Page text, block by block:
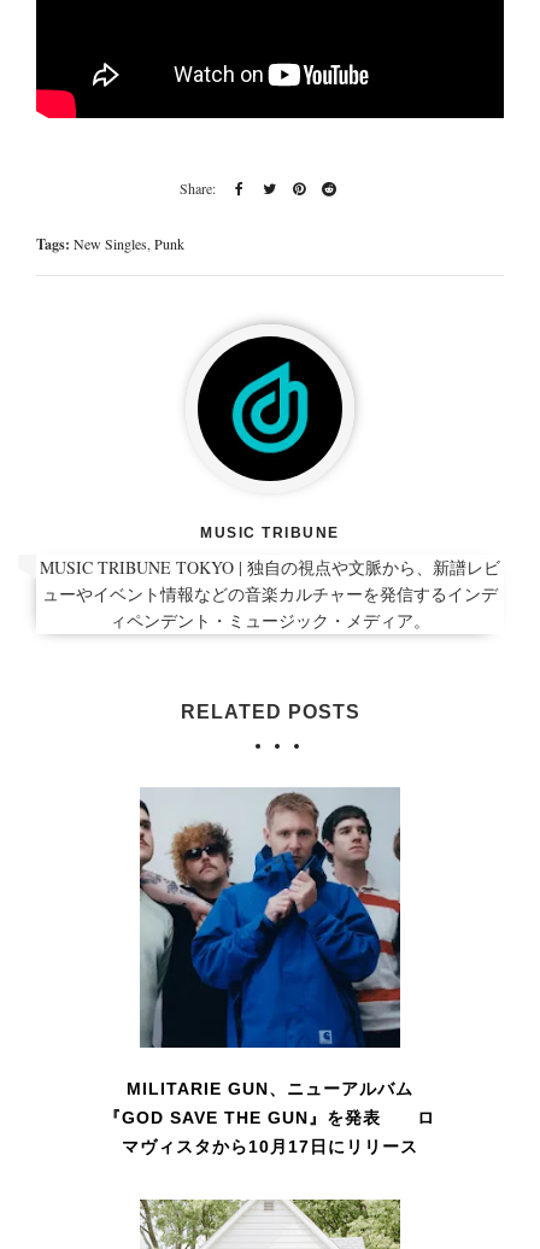
Tags: New Singles,Punk
MUSIC TRIBUNE
MUSIC TRIBUNE TOKYO | 独自の視点や文脈から、新譜レビ
ューやイベント情報などの音楽カルチャーを発信するインデ
ィペンデント・ミュージック・メディア。
RELATED POSTS
MILITARIE GUN、ニューアルバム
『GOD SAVE THE GUN』を発表 ロ
マヴィスタから10月17日にリリース